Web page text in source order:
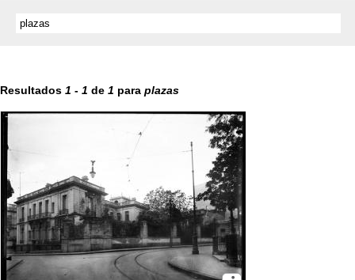
Resultados 1 - 1 de 1 para plazas